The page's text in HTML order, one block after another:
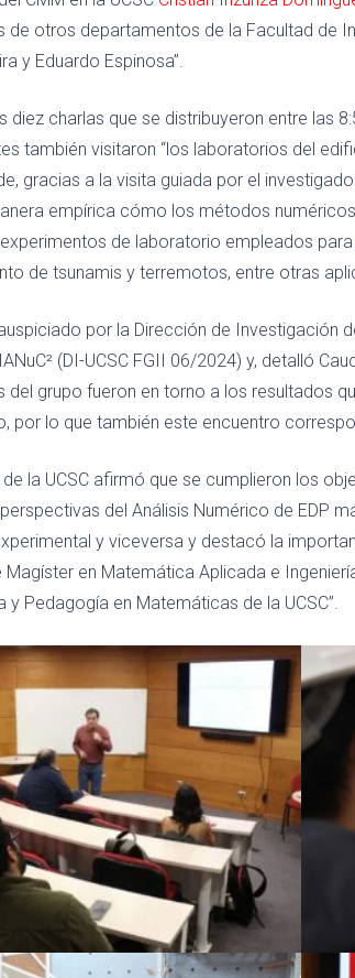
de otros departamentos de la Facultad de
y Eduardo Espinosa”.
diez charlas que se distribuyeron entre las
también visitaron “los laboratorios del
gracias a la visita guiada por el
empírica cómo los métodos
de laboratorio empleados
de tsunamis y terremotos, entre otras
por la Dirección de Investigación
(DI-UCSC FGII 06/2024) y, detalló
del grupo fueron en torno a los resultados
por lo que también este encuentro
la UCSC afirmó que se cumplieron los
del Análisis Numérico de EDP
y viceversa y destacó la
en Matemática Aplicada e
y Pedagogía en Matemáticas de la UCSC”.